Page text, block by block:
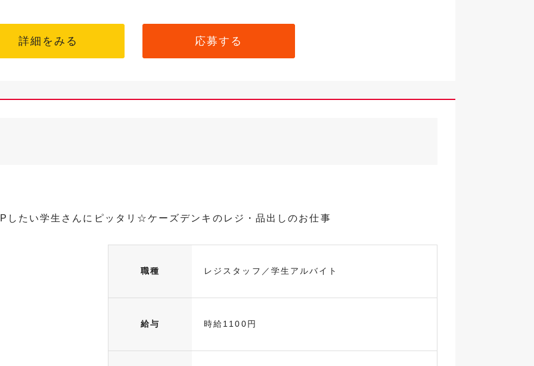
詳細をみる 応募する
たい学生さんにピッタリ☆ケーズデンキのレジ・品出しのお仕事
職種 レジスタッフ／学生アルバイト
給与 時給1100円